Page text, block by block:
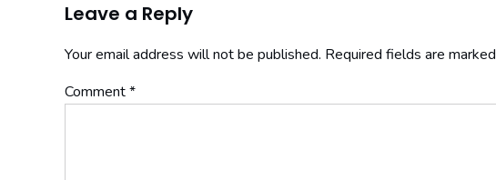
Leave a Reply
Your email address will not be published. Required fields are marked
Comment*